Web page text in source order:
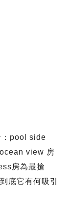
：pool side
view 房
房為最搶
底它有何吸引